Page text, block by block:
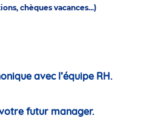
chèques vacances...)
avec l’équipe RH.
futur manager.